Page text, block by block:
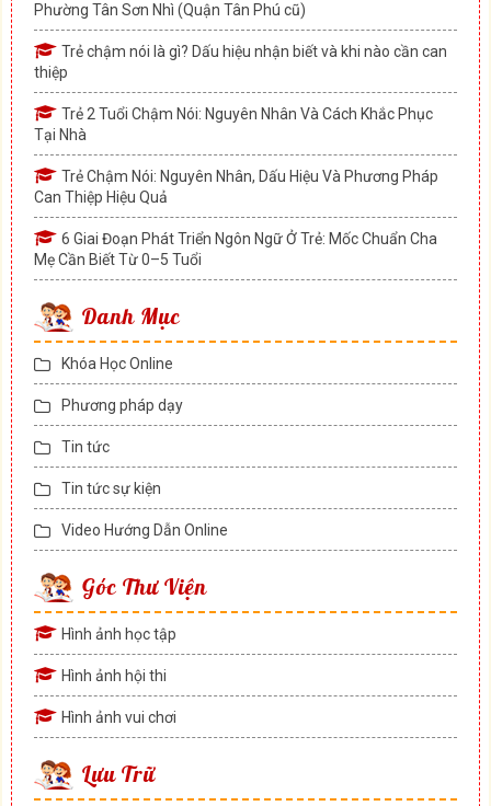
Phường Tân Sơn Nhì (Quận Tân Phú cũ)
Trẻ chậm nói là gì? Dấu hiệu nhận biết và khi nào cần can
thiệp
Trẻ 2 Tuổi Chậm Nói: Nguyên Nhân Và Cách Khắc Phục
Tại Nhà
Trẻ Chậm Nói: Nguyên Nhân, Dấu Hiệu Và Phương Pháp
Can Thiệp Hiệu Quả
6 Giai Đoạn Phát Triển Ngôn Ngữ Ở Trẻ: Mốc Chuẩn Cha
Mẹ Cần Biết Từ 0–5 Tuổi
Danh Mục
Khóa Học Online
Phương pháp dạy
Tin tức
Tin tức sự kiện
Video Hướng Dẫn Online
Góc Thư Viện
Hình ảnh học tập
Hình ảnh hội thi
Hình ảnh vui chơi
Lưu Trữ